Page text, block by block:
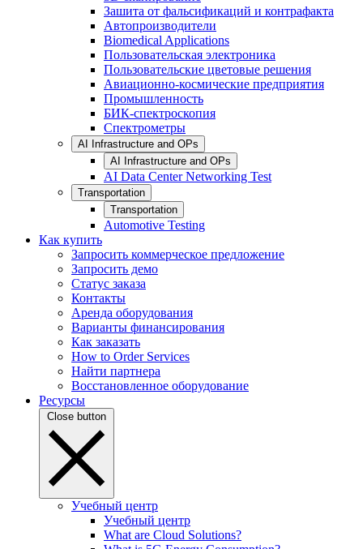
Зашита от фальсификаций и контрафакта
Автопроизводители
Biomedical Applications
Пользовательская электроника
Пользовательские цветовые решения
Авиационно-космические предприятия
Промышленность
БИК-спектроскопия
Спектрометры
AI Infrastructure and OPs
AI Infrastructure and OPs
AI Data Center Networking Test
Transportation
Transportation
Automotive Testing
Как купить
Запросить коммерческое предложение
Запросить демо
Статус заказа
Контакты
Аренда оборудования
Варианты финансирования
Как заказать
How to Order Services
Найти партнера
Восстановленное оборудование
Ресурсы
Close button
Учебный центр
Учебный центр
What are Cloud Solutions?